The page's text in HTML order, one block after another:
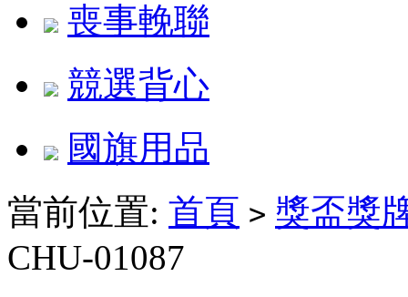
喪事輓聯
競選背心
國旗用品
當前位置: 首頁 > 獎盃獎
CHU-01087